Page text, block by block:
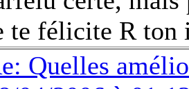
te félicite R ton
Quelles